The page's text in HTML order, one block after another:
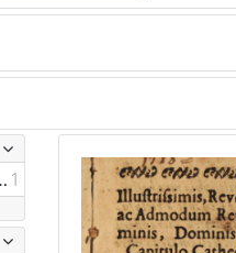
– 1738.) 1